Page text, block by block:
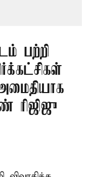
பற்றி
ரிஜிஜு